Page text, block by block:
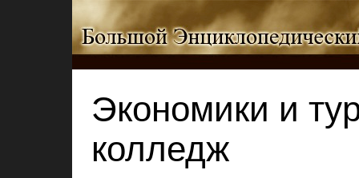
Экономики и
колледж